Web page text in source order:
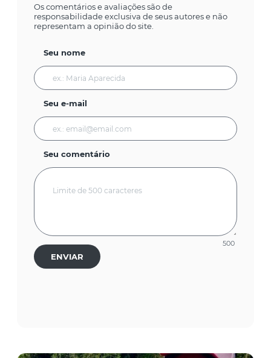
Os comentários e avaliações são de
responsabilidade exclusiva de seus autores e não
representam a opinião do site.
Seu nome
Seu e-mail
Seu comentário
500
ENVIAR